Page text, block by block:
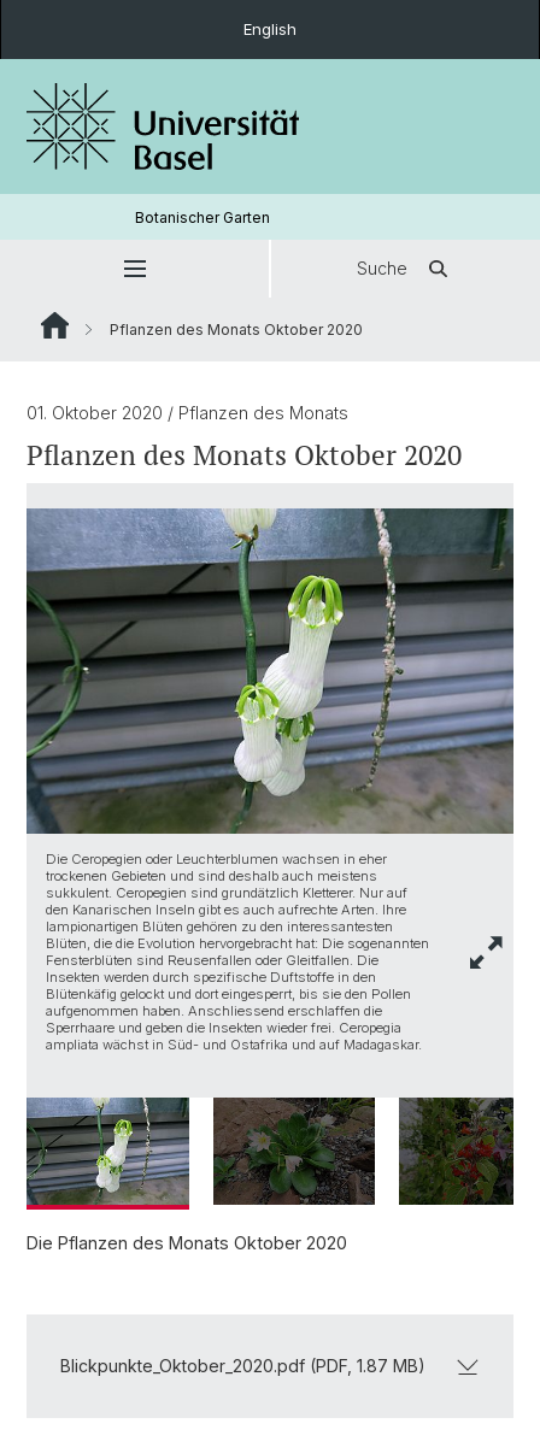
English
Botanischer Garten
Suche
Pflanzen des Monats Oktober 2020
01. Oktober 2020 / Pflanzen des Monats
Pflanzen des Monats Oktober 2020
Die Ceropegien oder Leuchterblumen wachsen in eher
trockenen Gebieten und sind deshalb auch meistens
sukkulent. Ceropegien sind grundätzlich Kletterer. Nur auf
den Kanarischen Inseln gibt es auch aufrechte Arten. Ihre
lampionartigen Blüten gehören zu den interessantesten
Blüten, die die Evolution hervorgebracht hat: Die sogenannten
Fensterblüten sind Reusenfallen oder Gleitfallen. Die
Insekten werden durch spezifische Duftstoffe in den
Blütenkäfig gelockt und dort eingesperrt, bis sie den Pollen
aufgenommen haben. Anschliessend erschlaffen die
Sperrhaare und geben die Insekten wieder frei. Ceropegia
ampliata wächst in Süd- und Ostafrika und auf Madagaskar.
Die Pflanzen des Monats Oktober 2020
Blickpunkte_Oktober_2020.pdf (PDF, 1.87 MB)